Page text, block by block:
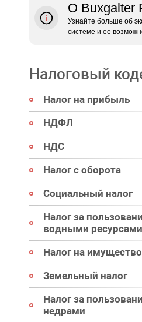
О Buxgalter
Узнайте больше об
системе и ее
Налоговый
Налог на прибыль
НДФЛ
НДС
Налог с оборота
Социальный налог
Налог за
водными ресурсами
Налог на имущество
Земельный налог
Налог за
недрами